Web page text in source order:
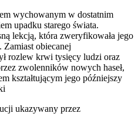
wychowanym w dostatnim
upadku starego świata.
lekcją, która zweryfikowała jego
obiecanej
rozlew krwi tysięcy ludzi oraz
zwolenników nowych haseł,
kształtującym jego późniejszy
ukazywany przez